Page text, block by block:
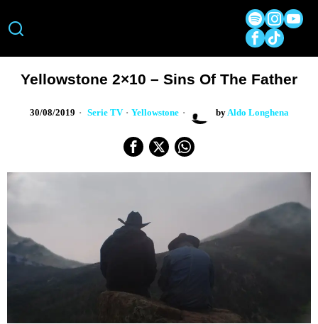
Yellowstone 2×10 – Sins Of The Father
30/08/2019 Serie TV · Yellowstone by Aldo Longhena